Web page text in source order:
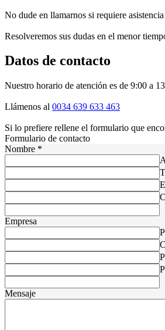
No dude en llamarnos si requiere
Resolveremos sus dudas en el menor
Datos de contacto
Nuestro horario de atención es de 9:00 a
Llámenos al 0034 639 633 463
Si lo prefiere rellene el formulario que
Formulario de contacto
Nombre *
Empresa
Mensaje